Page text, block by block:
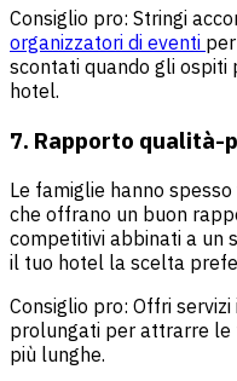
Consiglio pro: Stringi
organizzatori di eventi
scontati quando gli ospiti
hotel.
7. Rapporto qualità-
Le famiglie hanno
che offrano un buon
competitivi abbinati a un
il tuo hotel la scelta
Consiglio pro: Offri
prolungati per attrarre le
più lunghe.